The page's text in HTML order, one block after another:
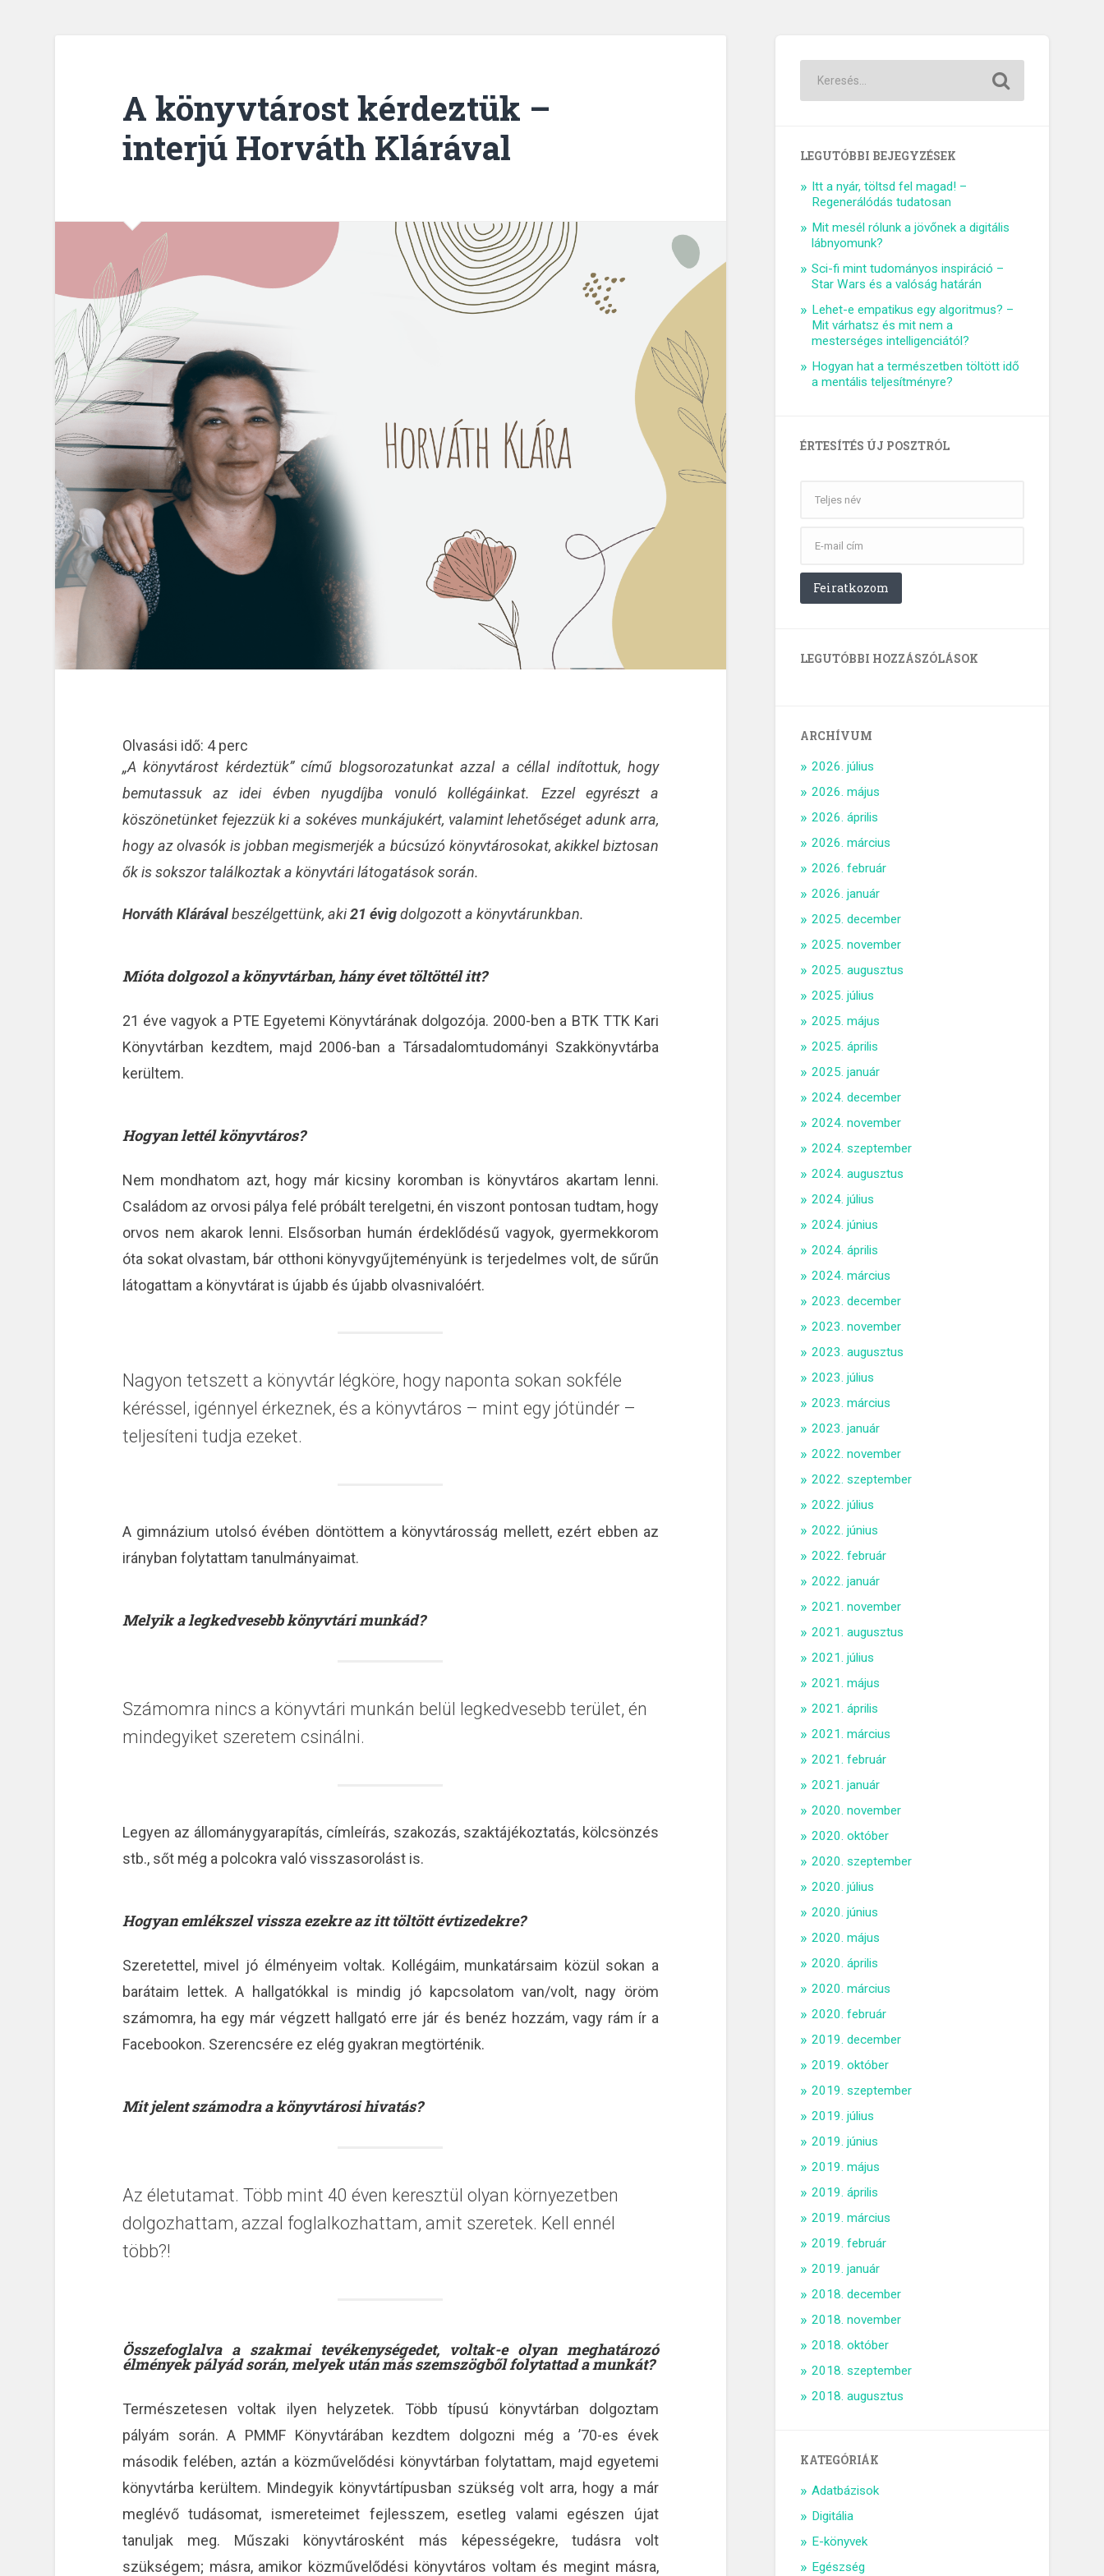
A könyvtárost kérdeztük –
interjú Horváth Klárával
Olvasási idő: 4 perc
„A könyvtárost kérdeztük” című blogsorozatunkat azzal a céllal indítottuk, hogy
bemutassuk az idei évben nyugdíjba vonuló kollégáinkat. Ezzel egyrészt a
köszönetünket fejezzük ki a sokéves munkájukért, valamint lehetőséget adunk arra,
hogy az olvasók is jobban megismerjék a búcsúzó könyvtárosokat, akikkel biztosan
ők is sokszor találkoztak a könyvtári látogatások során.
Horváth Klárávalbeszélgettünk, aki21 évigdolgozott a könyvtárunkban.
Mióta dolgozol a könyvtárban, hány évet töltöttél itt?
21 éve vagyok a PTE Egyetemi Könyvtárának dolgozója. 2000-ben a BTK TTK Kari
Könyvtárban kezdtem, majd 2006-ban a Társadalomtudományi Szakkönyvtárba
kerültem.
Hogyan lettél könyvtáros?
Nem mondhatom azt, hogy már kicsiny koromban is könyvtáros akartam lenni.
Családom az orvosi pálya felé próbált terelgetni, én viszont pontosan tudtam, hogy
orvos nem akarok lenni. Elsősorban humán érdeklődésű vagyok, gyermekkorom
óta sokat olvastam, bár otthoni könyvgyűjteményünk is terjedelmes volt, de sűrűn
látogattam a könyvtárat is újabb és újabb olvasnivalóért.
Nagyon tetszett a könyvtár légköre, hogy naponta sokan sokféle
kéréssel, igénnyel érkeznek, és a könyvtáros – mint egy jótündér –
teljesíteni tudja ezeket.
A gimnázium utolsó évében döntöttem a könyvtárosság mellett, ezért ebben az
irányban folytattam tanulmányaimat.
Melyik a legkedvesebb könyvtári munkád?
Számomra nincs a könyvtári munkán belül legkedvesebb terület, én
mindegyiket szeretem csinálni.
Legyen az állománygyarapítás, címleírás, szakozás, szaktájékoztatás, kölcsönzés
stb., sőt még a polcokra való visszasorolást is.
Hogyan emlékszel vissza ezekre az itt töltött évtizedekre?
Szeretettel, mivel jó élményeim voltak. Kollégáim, munkatársaim közül sokan a
barátaim lettek. A hallgatókkal is mindig jó kapcsolatom van/volt, nagy öröm
számomra, ha egy már végzett hallgató erre jár és benéz hozzám, vagy rám ír a
Facebookon. Szerencsére ez elég gyakran megtörténik.
Mit jelent számodra a könyvtárosi hivatás?
Az életutamat. Több mint 40 éven keresztül olyan környezetben
dolgozhattam, azzal foglalkozhattam, amit szeretek. Kell ennél
több?!
Összefoglalva a szakmai tevékenységedet, voltak-e olyan meghatározó
élmények pályád során, melyek után más szemszögből folytattad a munkát?
Természetesen voltak ilyen helyzetek. Több típusú könyvtárban dolgoztam
pályám során. A PMMF Könyvtárában kezdtem dolgozni még a ’70-es évek
második felében, aztán a közművelődési könyvtárban folytattam, majd egyetemi
könyvtárba kerültem. Mindegyik könyvtártípusban szükség volt arra, hogy a már
meglévő tudásomat, ismereteimet fejlesszem, esetleg valami egészen újat
tanuljak meg. Műszaki könyvtárosként más képességekre, tudásra volt
szükségem; másra, amikor közművelődési könyvtáros voltam és megint másra,
LEGUTÓBBI BEJEGYZÉSEK
Itt a nyár, töltsd fel magad! –
Regenerálódás tudatosan
Mit mesél rólunk a jövőnek a digitális
lábnyomunk?
Sci-fi mint tudományos inspiráció –
Star Wars és a valóság határán
Lehet-e empatikus egy algoritmus? –
Mit várhatsz és mit nem a
mesterséges intelligenciától?
Hogyan hat a természetben töltött idő
a mentális teljesítményre?
ÉRTESÍTÉS ÚJ POSZTRÓL
LEGUTÓBBI HOZZÁSZÓLÁSOK
ARCHÍVUM
2026. július
2026. május
2026. április
2026. március
2026. február
2026. január
2025. december
2025. november
2025. augusztus
2025. július
2025. május
2025. április
2025. január
2024. december
2024. november
2024. szeptember
2024. augusztus
2024. július
2024. június
2024. április
2024. március
2023. december
2023. november
2023. augusztus
2023. július
2023. március
2023. január
2022. november
2022. szeptember
2022. július
2022. június
2022. február
2022. január
2021. november
2021. augusztus
2021. július
2021. május
2021. április
2021. március
2021. február
2021. január
2020. november
2020. október
2020. szeptember
2020. július
2020. június
2020. május
2020. április
2020. március
2020. február
2019. december
2019. október
2019. szeptember
2019. július
2019. június
2019. május
2019. április
2019. március
2019. február
2019. január
2018. december
2018. november
2018. október
2018. szeptember
2018. augusztus
KATEGÓRIÁK
Adatbázisok
Digitália
E-könyvek
Egészség